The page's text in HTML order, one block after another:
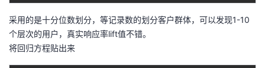
采用的是十分位数划分，等记录数的划分客户群体，可以发现1-10
个层次的用户，真实响应率lift值不错。
将回归方程贴出来